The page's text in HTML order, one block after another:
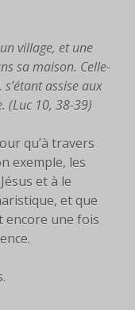
village, et une
sa maison. Celle-
assise aux
(Luc 10, 38-39)
qu’à travers
exemple, les
et à le
et que
encore une fois